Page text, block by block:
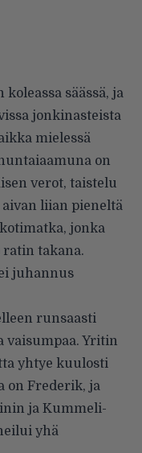
säässä, ja
jonkinasteista
mielessä
on
verot, taistelu
liian pieneltä
jonka
takana.
juhannus
runsaasti
vaisumpaa. Yritin
yhtye kuulosti
on Frederik, ja
ja Kummeli-
yhä